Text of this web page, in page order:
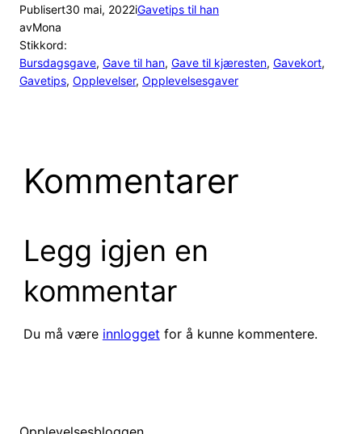
Publisert30 mai, 2022iGavetips til han
avMona
Stikkord:
Bursdagsgave, Gave til han, Gave til kjæresten, Gavekort
Gavetips, Opplevelser, Opplevelsesgaver
Kommentarer
Legg igjen en
kommentar
Du må være innlogget for å kunne kommentere.